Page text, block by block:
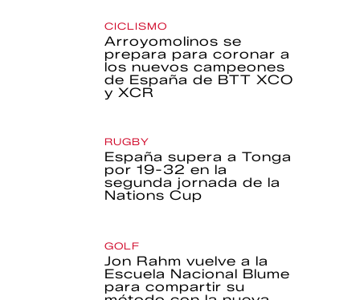
CICLISMO
Arroyomolinos se
prepara para coronar a
los nuevos campeones
de España de BTT XCO
y XCR
RUGBY
España supera a Tonga
por 19-32 en la
segunda jornada de la
Nations Cup
GOLF
Jon Rahm vuelve a la
Escuela Nacional Blume
para compartir su